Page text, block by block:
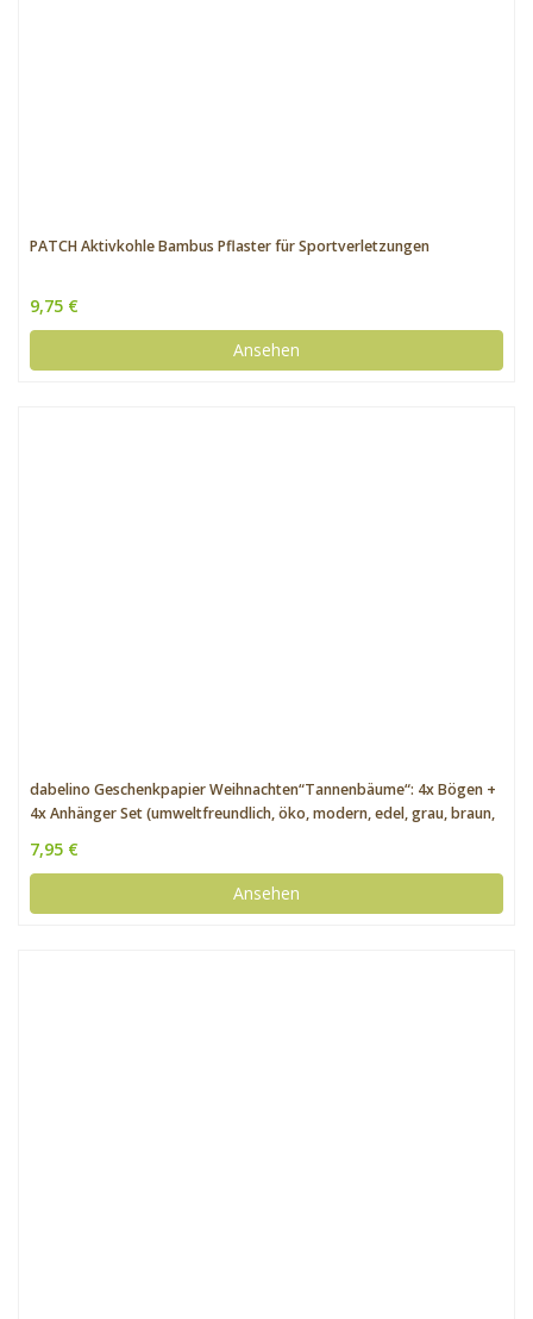
PATCH Aktivkohle Bambus Pflaster für Sportverletzungen
9,75 €
Ansehen
dabelino Geschenkpapier Weihnachten“Tannenbäume“: 4x Bögen +
4x Anhänger Set (umweltfreundlich, öko, modern, edel, grau, braun,
7,95 €
Ansehen